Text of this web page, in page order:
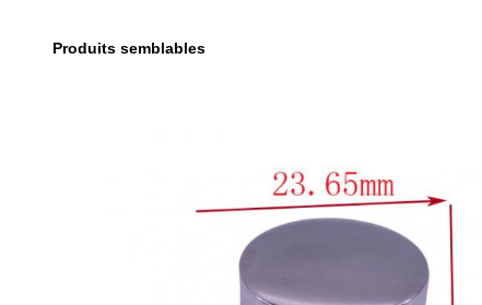
Produits semblables